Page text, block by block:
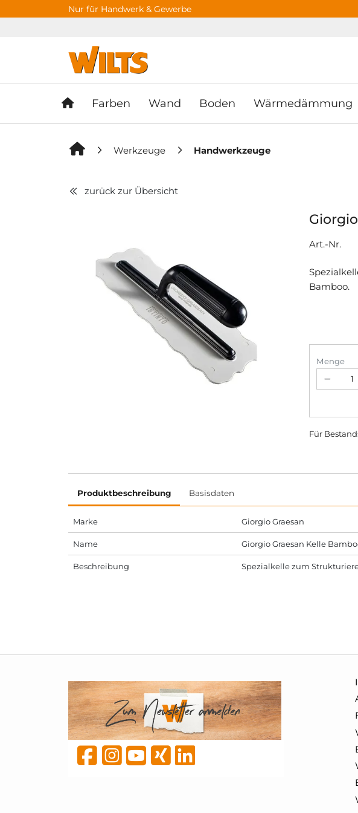
Springe zu Hauptinhalt Springe zum Header
Nur für Handwerk & Gewerbe
Farben Wand Boden Wärmedämmung
Werkzeuge Handwerkzeuge
zurück zur Übersicht
Art.-Nr.
Bamboo.
Menge
Für
Produktbeschreibung Basisdaten
Marke Giorgio Graesan
Name Giorgio Graesan Kelle
Beschreibung Spezialkelle zum